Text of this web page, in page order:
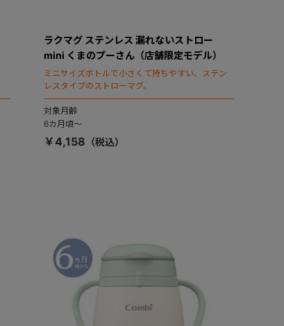
ラクマグ ステンレス 漏れないストロー
mini くまのプーさん（店舗限定モデル）
ミニサイズボトルで小さくて持ちやすい、ステン
レスタイプのストローマグ。
対象月齢
6カ月頃～
￥4,158